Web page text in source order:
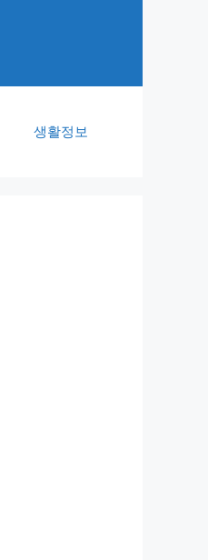
생활정보